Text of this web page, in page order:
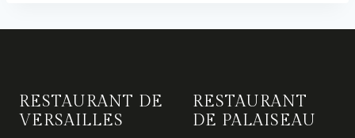
RESTAURANT DE
VERSAILLES
RESTAURANT
DE PALAISEAU